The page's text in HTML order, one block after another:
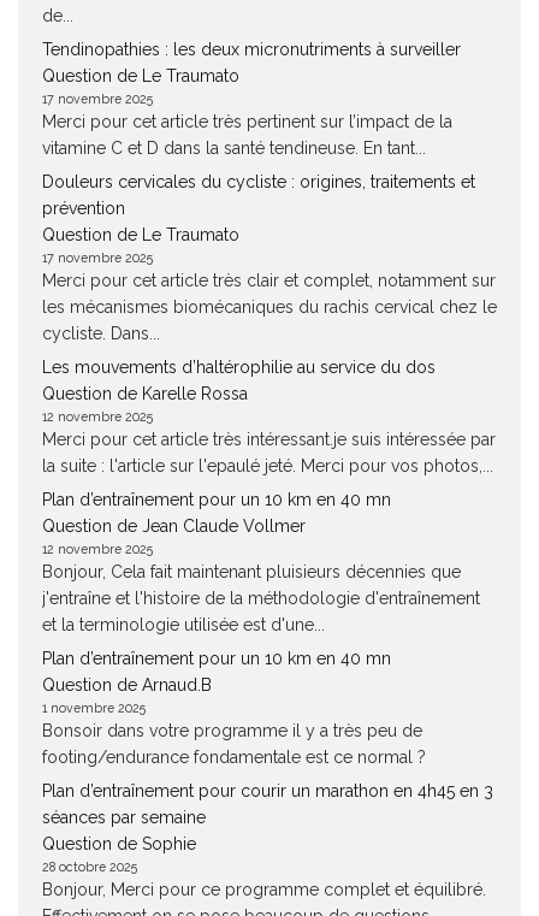
de...
Tendinopathies : les deux micronutriments à surveiller
Question de Le Traumato
17 novembre 2025
Merci pour cet article très pertinent sur l’impact de la
vitamine C et D dans la santé tendineuse. En tant...
Douleurs cervicales du cycliste : origines, traitements et
prévention
Question de Le Traumato
17 novembre 2025
Merci pour cet article très clair et complet, notamment sur
les mécanismes biomécaniques du rachis cervical chez le
cycliste. Dans...
Les mouvements d’haltérophilie au service du dos
Question de Karelle Rossa
12 novembre 2025
Merci pour cet article très intéressant.je suis intéressée par
la suite : l'article sur l'epaulé jeté. Merci pour vos photos,...
Plan d’entraînement pour un 10 km en 40 mn
Question de Jean Claude Vollmer
12 novembre 2025
Bonjour, Cela fait maintenant pluisieurs décennies que
j'entraîne et l'histoire de la méthodologie d'entraînement
et la terminologie utilisée est d'une...
Plan d’entraînement pour un 10 km en 40 mn
Question de Arnaud.B
1 novembre 2025
Bonsoir dans votre programme il y a très peu de
footing/endurance fondamentale est ce normal ?
Plan d’entraînement pour courir un marathon en 4h45 en 3
séances par semaine
Question de Sophie
28 octobre 2025
Bonjour, Merci pour ce programme complet et équilibré.